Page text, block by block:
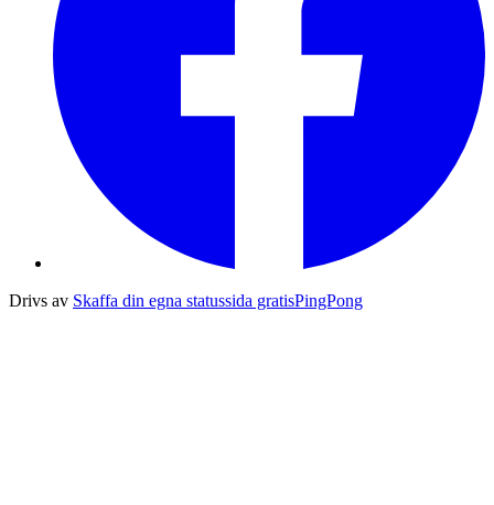
Drivs av Skaffa din egna statussida gratisPingPong